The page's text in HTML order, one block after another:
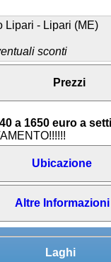
Lipari - Lipari (ME)
sconti
Prezzi
a 1650 euro a
Ubicazione
Altre Informazioni
Laghi